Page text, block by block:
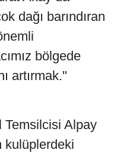
dağı barındıran
bölgede
artırmak."
Temsilcisi Alpay
kulüplerdeki